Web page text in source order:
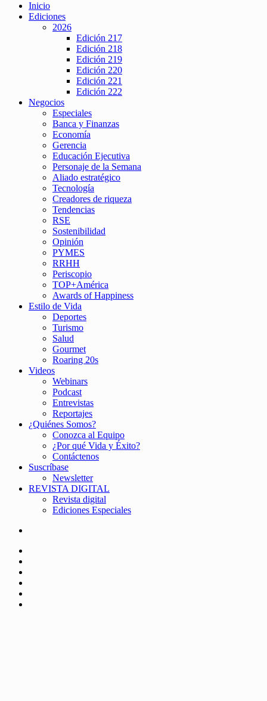
Inicio
Ediciones
2026
Edición 217
Edición 218
Edición 219
Edición 220
Edición 221
Edición 222
Negocios
Especiales
Banca y Finanzas
Economía
Gerencia
Educación Ejecutiva
Personaje de la Semana
Aliado estratégico
Tecnología
Creadores de riqueza
Tendencias
RSE
Sostenibilidad
Opinión
PYMES
RRHH
Periscopio
TOP+América
Awards of Happiness
Estilo de Vida
Deportes
Turismo
Salud
Gourmet
Roaring 20s
Videos
Webinars
Podcast
Entrevistas
Reportajes
¿Quiénes Somos?
Conozca al Equipo
¿Por qué Vida y Éxito?
Contáctenos
Suscríbase
Newsletter
REVISTA DIGITAL
Revista digital
Ediciones Especiales